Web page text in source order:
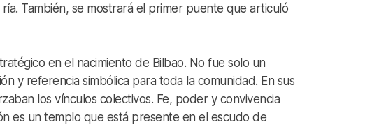
También, se mostrará el primer puente que articuló
en el nacimiento de Bilbao. No fue solo un
y referencia simbólica para toda la comunidad. En sus
los vínculos colectivos. Fe, poder y convivencia
es un templo que está presente en el escudo de